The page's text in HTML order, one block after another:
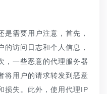
是需要用户注意，首先，
访问日志和个人信息，
，一些恶意的代理服务器
将用户的请求转发到恶意
损失。此外，使用代理IP